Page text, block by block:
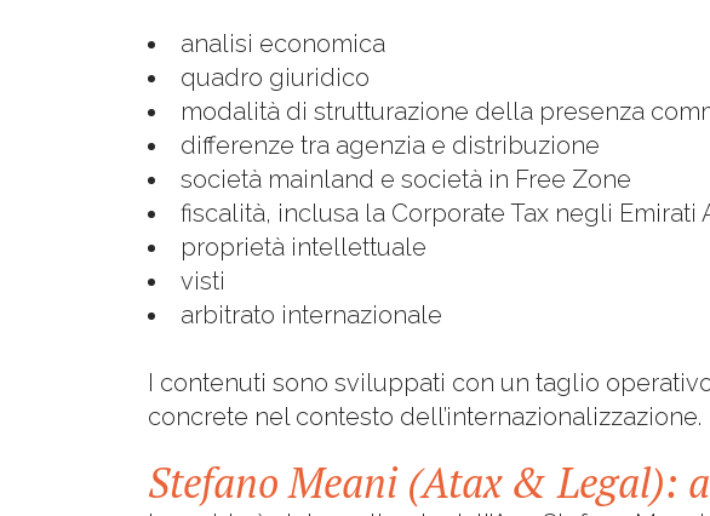
analisi economica
quadro giuridico
modalità di strutturazione della presenza
differenze tra agenzia e distribuzione
società mainland e società in Free Zone
fiscalità, inclusa la Corporate Tax negli Emirati
proprietà intellettuale
visti
arbitrato internazionale
I contenuti sono sviluppati con un taglio
concrete nel contesto dell’internazionalizzazione.
Stefano Meani (Atax & Legal):